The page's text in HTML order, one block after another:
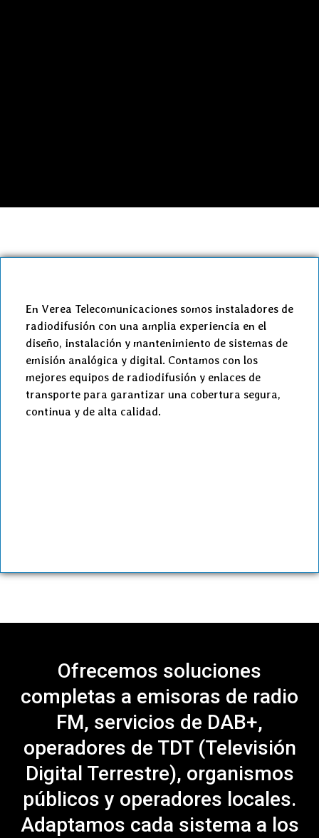
En Verea Telecomunicaciones somos instaladores de
radiodifusión con una amplia experiencia en el
diseño, instalación y mantenimiento de sistemas de
emisión analógica y digital. Contamos con los
mejores equipos de radiodifusión y enlaces de
transporte para garantizar una cobertura segura,
continua y de alta calidad.
Ofrecemos soluciones
completas a emisoras de radio
FM, servicios de DAB+,
operadores de TDT (Televisión
Digital Terrestre), organismos
públicos y operadores locales.
Adaptamos cada sistema a los